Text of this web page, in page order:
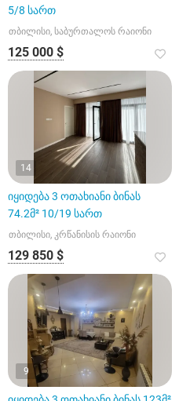
5/8 სართ
თბილისი, საბურთალოს რაიონი
125 000 $
14
იყიდება 3 ოთახიანი ბინას
74.2მ² 10/19 სართ
თბილისი, კრწანისის რაიონი
129 850 $
9